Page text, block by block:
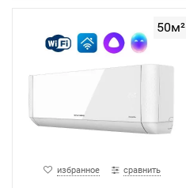
50м²
избранное сравнить